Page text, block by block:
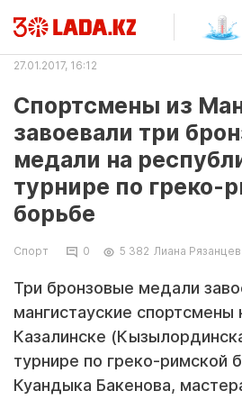
27.01.2017, 16:12
Спортсмены из
завоевали три
медали на
турнире по греко-
борьбе
Спорт 0 5 382 Лиана
Три бронзовые медали
мангистауские
Казалинске
турнире по греко-римской
Куандыка Бакенова,